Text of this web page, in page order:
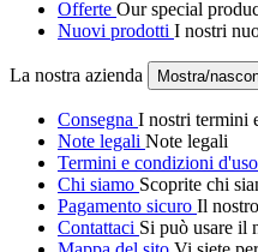
Offerte Our special
Nuovi prodotti I nostri
La nostra azienda Mostra/
Consegna I nostri termini
Note legali Note legali
Termini e condizioni d'uso
Chi siamo Scoprite chi
Pagamento sicuro Il
Contattaci Si può usare il